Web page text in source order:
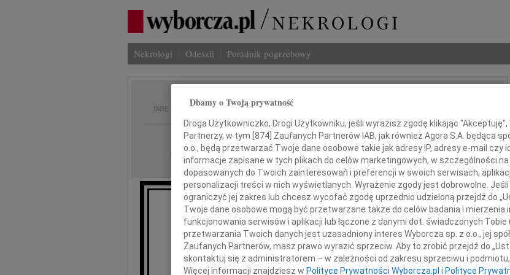
Nekrologi Odeszli Poradnik pogrzebowy
IMIĘ I NAZWISKO: Teresa Radzikowska-Łysiak
REGION: Lublin
DATA EMISJI: 07.12.2010
Ludzie, których kochamy, zostają na zawsze,
bo zostawili ślady w naszych sercach"
Dbamy o Twoją prywatność
Droga Użytkowniczko, Drogi Użytkowniku, jeśli wyrazisz zgodę klikając
Partnerzy, w tym [ 874 ] Zaufanych Partnerów IAB, jak również Agora S.A. będąca
o.o., będą przetwarzać Twoje dane osobowe takie jak adresy IP, adresy e-mail czy
informacje zapisane w tych plikach do celów marketingowych, w szczególności
dopasowanych do Twoich zainteresowań i preferencji w swoich serwisach,
personalizacji treści w nich wyświetlanych. Wyrażenie zgody jest dobrowolne.
ograniczyć jej zakres lub chcesz wycofać zgodę uprzednio udzieloną przejdź do
Twoje dane osobowe mogą być przetwarzane także do celów badania i
funkcjonowania serwisów i aplikacji lub łączone z danymi dot. świadczonych Tobie
przetwarzania Twoich danych jest uzasadniony interes Wyborcza sp. z o.o., jej
Zaufanych Partnerów, masz prawo wyrazić sprzeciw. Aby to zrobić przejdź do
skontaktuj się z administratorem – w zależności od zakresu sprzeciwu i
Więcej informacji znajdziesz w Polityce Prywatności Wyborcza.pl i Polityce